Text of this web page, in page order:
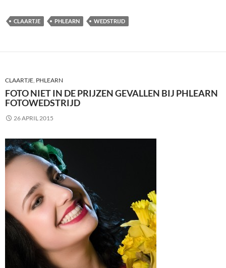
CLAARTJE PHLEARN WEDSTRIJD
CLAARTJE PHLEARN
FOTO NIET IN DE PRIJZEN GEVALLEN BIJ PHLEARN
FOTOWEDSTRIJD
26 APRIL 2015